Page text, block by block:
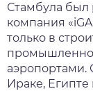
Стамбула был
компания
только в
аэропортами.
Ираке,